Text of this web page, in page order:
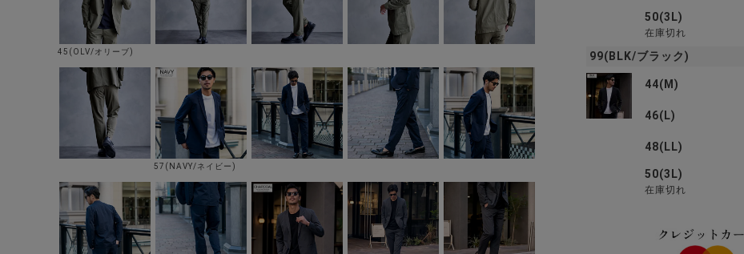
45(OLV/オリーブ)
57(NAVY/ネイビー)
50(3L)
在庫切れ
99(BLK/ブラック)
44(M)
46(L)
48(LL)
50(3L)
在庫切れ